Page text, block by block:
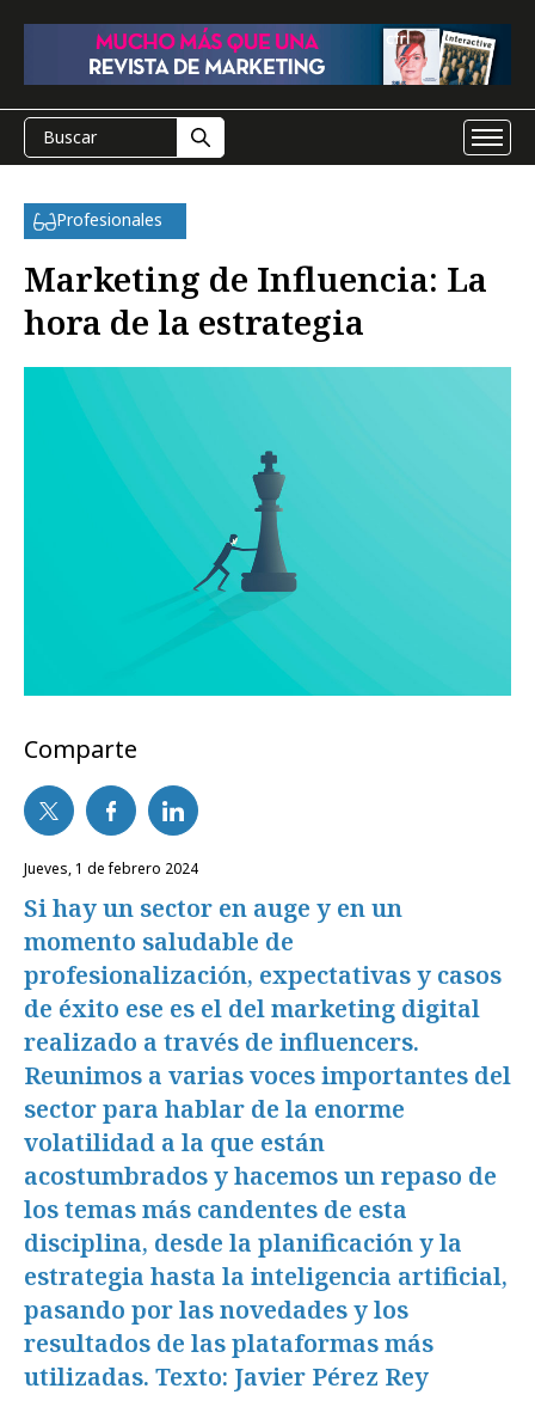
Profesionales
Marketing de Influencia: La
hora de la estrategia
Comparte
jueves, 1 de febrero 2024
Si hay un sector en auge y en un
momento saludable de
profesionalización, expectativas y casos
de éxito ese es el del marketing digital
realizado a través de influencers.
Reunimos a varias voces importantes del
sector para hablar de la enorme
volatilidad a la que están
acostumbrados y hacemos un repaso de
los temas más candentes de esta
disciplina, desde la planificación y la
estrategia hasta la inteligencia artificial,
pasando por las novedades y los
resultados de las plataformas más
utilizadas. Texto: Javier Pérez Rey